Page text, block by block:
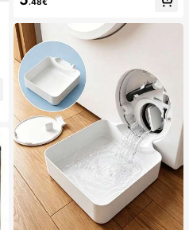
.48€